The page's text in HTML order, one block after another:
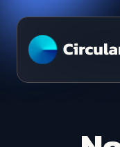
Skip to content